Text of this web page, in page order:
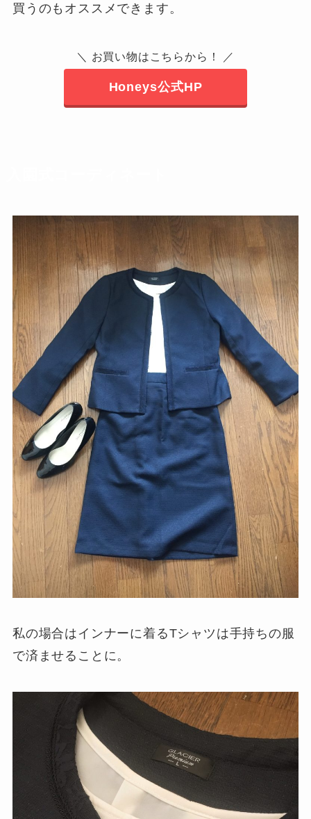
買うのもオススメできます。
＼ お買い物はこちらから！ ／
Honeys公式HP
私の場合はインナーに着るTシャツは手持ちの服
で済ませることに。